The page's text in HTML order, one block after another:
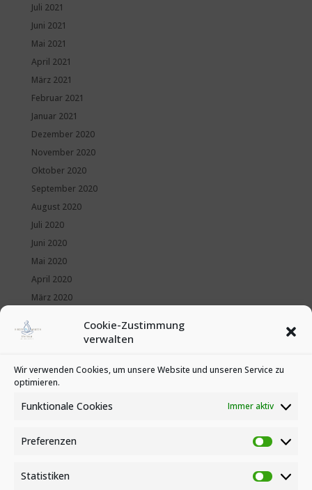
Cookie-Zustimmung
verwalten
Wir verwenden Cookies, um unsere Website und unseren Service zu
optimieren.
Funktionale Cookies Immer aktiv
Preferenzen
Statistiken
Juli 2021
Juni 2021
Mai 2021
April 2021
März 2021
Februar 2021
Januar 2021
Dezember 2020
November 2020
Oktober 2020
September 2020
August 2020
Juli 2020
Juni 2020
Mai 2020
April 2020
März 2020
Januar 2020
Kategorien
News
Veranstaltungen